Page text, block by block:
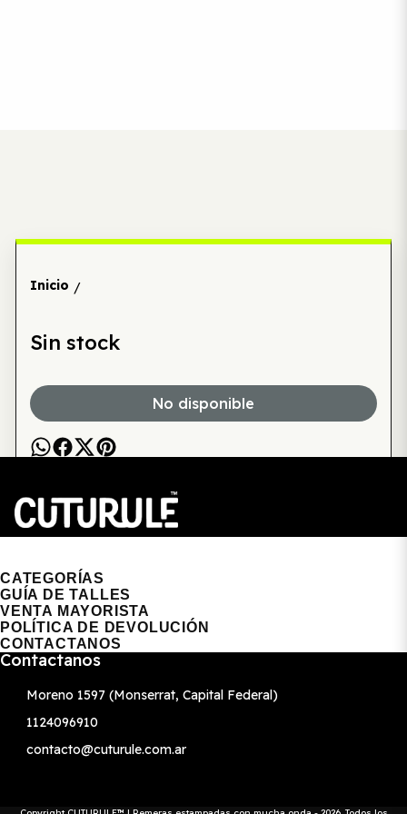
Inicio /
Sin stock
No disponible
CATEGORÍAS
GUÍA DE TALLES
VENTA MAYORISTA
POLÍTICA DE DEVOLUCIÓN
CONTACTANOS
Contactanos
Moreno 1597 (Monserrat, Capital Federal)
1124096910
contacto@cuturule.com.ar